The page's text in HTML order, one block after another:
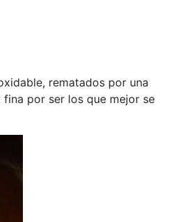
rematados por una
por ser los que mejor se